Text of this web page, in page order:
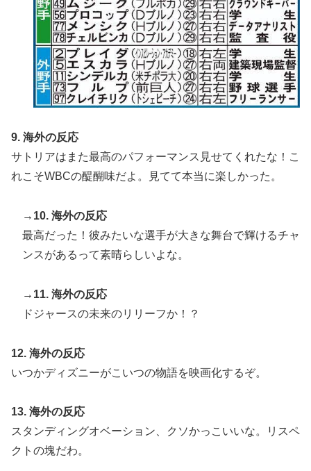
9. 海外の反応
サトリアはまた最高のパフォーマンス見せてくれたな！こ
れこそWBCの醍醐味だよ。見てて本当に楽しかった。
→10. 海外の反応
最高だった！彼みたいな選手が大きな舞台で輝けるチャ
ンスがあるって素晴らしいよな。
→11. 海外の反応
ドジャースの未来のリリーフか！？
12. 海外の反応
いつかディズニーがこいつの物語を映画化するぞ。
13. 海外の反応
スタンディングオベーション、クソかっこいいな。リスペ
クトの塊だわ。